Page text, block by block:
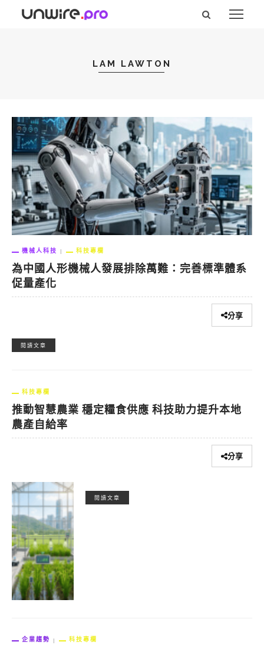
LAM LAWTON
機械人科技 科技專欄
為中國人形機械人發展排除萬難：完善標準體系
促量產化
分享
閱讀文章
科技專欄
推動智慧農業 穩定糧食供應 科技助力提升本地
農產自給率
分享
閱讀文章
企業趨勢 科技專欄